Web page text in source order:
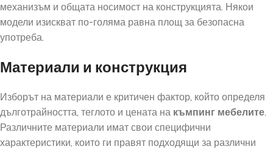
механизъм и общата носимост на конструкцията. Някои
модели изискват по-голяма равна площ за безопасна
употреба.
Материали и конструкция
Изборът на материали е критичен фактор, който определя
дълготрайността, теглото и цената на къмпинг мебелите.
Различните материали имат свои специфични
характеристики, които ги правят подходящи за различни